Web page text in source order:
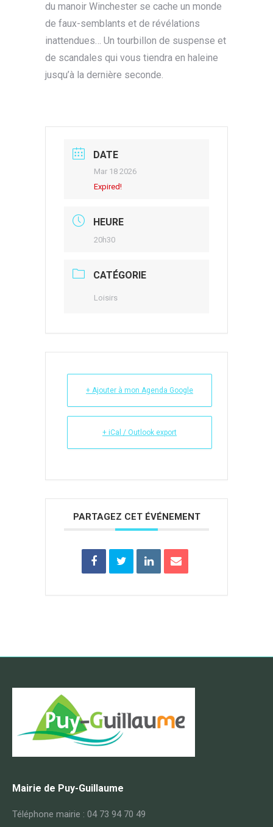
du manoir Winchester se cache un monde
de faux-semblants et de révélations
inattendues… Un tourbillon de suspense et
de scandales qui vous tiendra en haleine
jusqu’à la dernière seconde.
DATE
Mar 18 2026
Expired!
HEURE
20h30
CATÉGORIE
Loisirs
+ Ajouter à mon Agenda Google
+ iCal / Outlook export
PARTAGEZ CET ÉVÉNEMENT
Mairie de Puy-Guillaume
Téléphone mairie : 04 73 94 70 49